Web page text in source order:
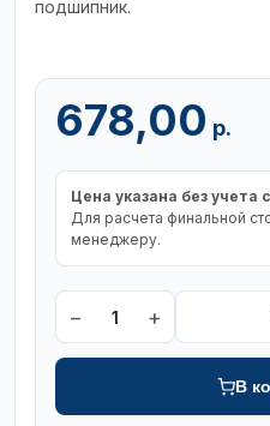
подшипник.
678,00 р.
Цена указана без учета
Для расчета финальной
менеджеру.
− 1 +
В